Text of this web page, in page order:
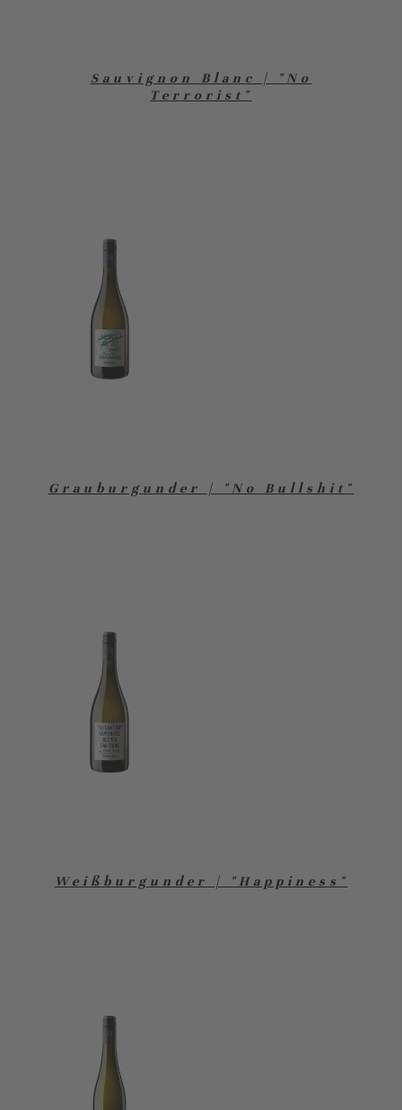
Sauvignon Blanc | "No
Terrorist"
Grauburgunder | "No Bullshit"
Weißburgunder | "Happiness"